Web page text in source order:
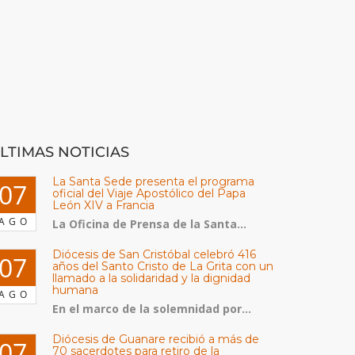
NOTICIAS
La Santa Sede presenta el programa
oficial del Viaje Apostólico del Papa
León XIV a Francia
La Oficina de Prensa de la Santa...
Diócesis de San Cristóbal celebró 416
años del Santo Cristo de La Grita con un
llamado a la solidaridad y la dignidad
humana
En el marco de la solemnidad por...
Diócesis de Guanare recibió a más de
70 sacerdotes para retiro de la